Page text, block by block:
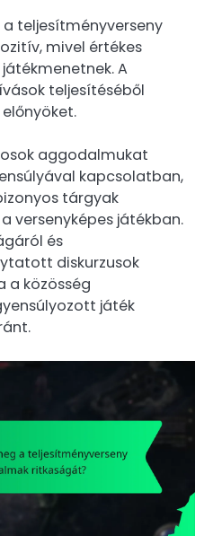
teljesítményverseny
mivel értékes
A
teljesítéséből
aggodalmukat
kapcsolatban,
tárgyak
versenyképes játékban.
és
diskurzusok
a közösség
játék